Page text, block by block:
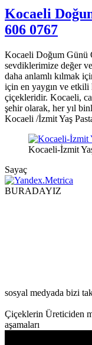
Kocaeli
606 0767
Kocaeli Doğum Günü
sevdiklerimize değer
daha anlamlı kılmak
için en yaygın ve
çiçekleridir. Kocaeli,
şehir olarak, her yıl
Kocaeli /İzmit Yaş
Kocaeli-İzmit
Sayaç
BURADAYIZ
sosyal medyada bizi
Çiçeklerin Üreticiden
aşamaları